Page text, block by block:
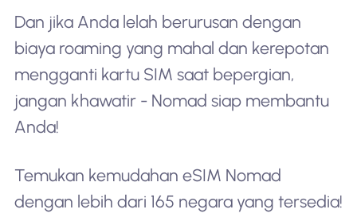
Dan jika Anda lelah berurusan dengan
biaya roaming yang mahal dan kerepotan
mengganti kartu SIM saat bepergian,
jangan khawatir - Nomad siap membantu
Anda!
Temukan kemudahan eSIM Nomad
dengan lebih dari 165 negara yang tersedia!